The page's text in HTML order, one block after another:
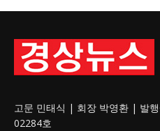
고문 민태식 | 회장 박영환 | 발
02284호